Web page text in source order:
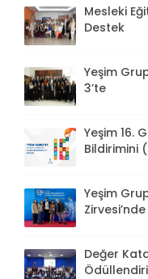
Mesleki
Destek
Yeşim
3’te
Yeşim 16.
Bildirimini
Yeşim
Değer